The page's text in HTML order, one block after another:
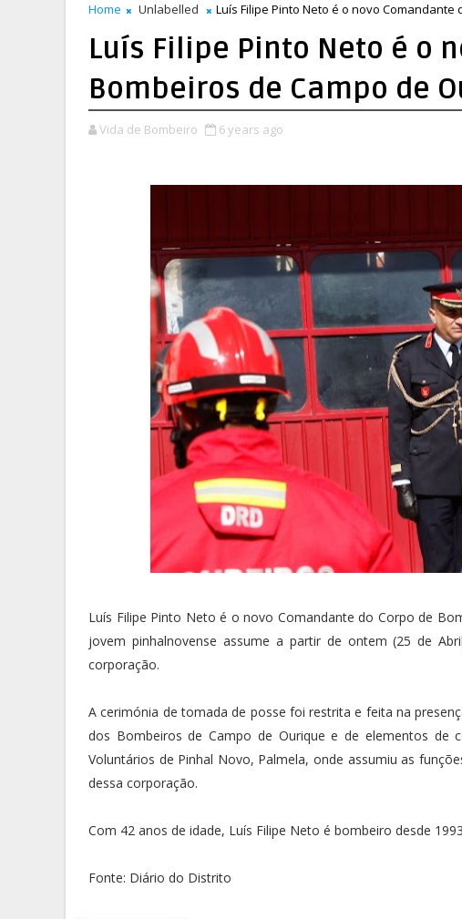
Home Unlabelled Luís Filipe Pinto Neto é o novo
Luís Filipe Pinto Neto é o
Bombeiros de Campo de
Vida de Bombeiro 6 years ago
Luís Filipe Pinto Neto é o novo Comandante do Corpo de
jovem pinhalnovense assume a partir de ontem (25 de
corporação.
A cerimónia de tomada de posse foi restrita e feita na
dos Bombeiros de Campo de Ourique e de elementos de
Voluntários de Pinhal Novo, Palmela, onde assumiu as
dessa corporação.
Com 42 anos de idade, Luís Filipe Neto é bombeiro desde
Fonte: Diário do Distrito